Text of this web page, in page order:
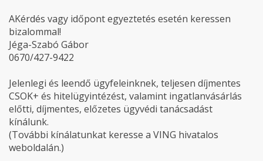
AKérdés vagy időpont egyeztetés esetén keressen
bizalommal!
Jéga-Szabó Gábor
0670/427-9422
Jelenlegi és leendő ügyfeleinknek, teljesen díjmentes
CSOK+ és hitelügyintézést, valamint ingatlanvásárlás
előtti, díjmentes, előzetes ügyvédi tanácsadást
kínálunk.
(További kínálatunkat keresse a VING hivatalos
weboldalán.)